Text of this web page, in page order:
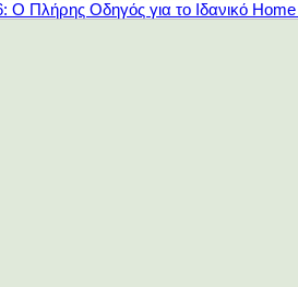
Ο Πλήρης Οδηγός για το Ιδανικό